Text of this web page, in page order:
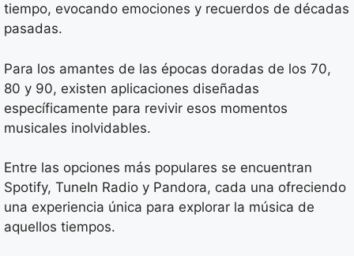
tiempo, evocando emociones y recuerdos de décadas
pasadas.
Para los amantes de las épocas doradas de los 70,
80 y 90, existen aplicaciones diseñadas
específicamente para revivir esos momentos
musicales inolvidables.
Entre las opciones más populares se encuentran
Spotify, TuneIn Radio y Pandora, cada una ofreciendo
una experiencia única para explorar la música de
aquellos tiempos.